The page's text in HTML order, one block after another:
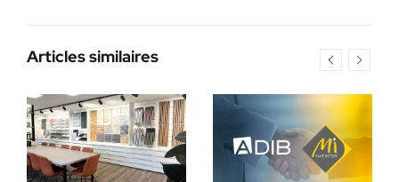
Articles similaires